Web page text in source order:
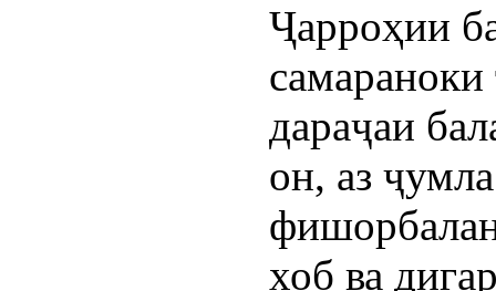
Ҷарроҳии
дараҷаи
он, аз
хоб ва